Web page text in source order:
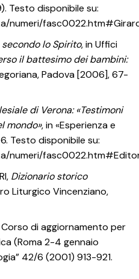
Testo disponibile su:
numeri/
lo Spirito, in Uffici
il battesimo dei bambini:
Padova [2006], 67-
di Verona: «Testimoni
mondo», in «Esperienza e
Testo disponibile su:
numeri/
Dizionario storico
Liturgico Vincenziano,
Corso di aggiornamento per
(Roma 2-4 gennaio
42/6 (2001) 913-921.